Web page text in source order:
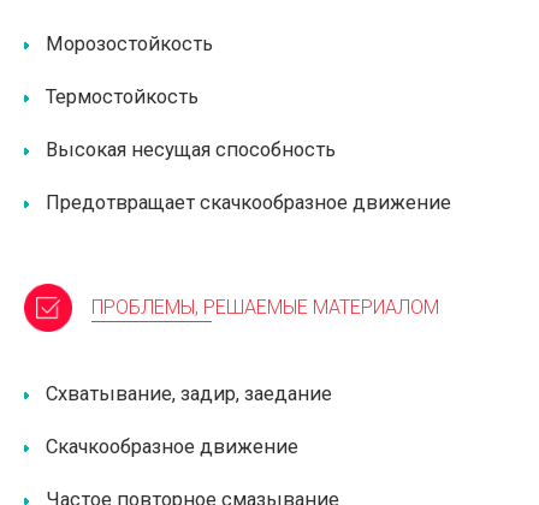
Морозостойкость
Термостойкость
Высокая несущая способность
Предотвращает скачкообразное движение
ПРОБЛЕМЫ, РЕШАЕМЫЕ МАТЕРИАЛОМ
Схватывание, задир, заедание
Скачкообразное движение
Частое повторное смазывание